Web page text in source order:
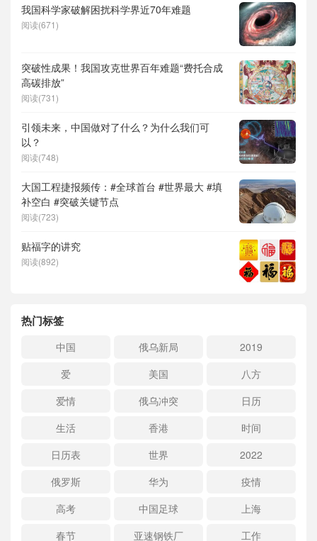
我国科学家破解困扰科学界近70年难题
阅读(671)
突破性成果！我国攻克世界百年难题“费托合成
高碳排放”
阅读(731)
引领未来，中国做对了什么？为什么我们可
以？
阅读(748)
大国工程捷报频传：#全球首台 #世界最大 #填
补空白 #突破关键节点
阅读(723)
贴福字的讲究
阅读(892)
热门标签
中国 俄乌新局
2019
爱
美国
八方
爱情
俄乌冲突
日历
生活
香港
时间
日历表
世界
2022
俄罗斯
华为
疫情
高考
中国足球
上海
春节
亚速钢铁厂 工作